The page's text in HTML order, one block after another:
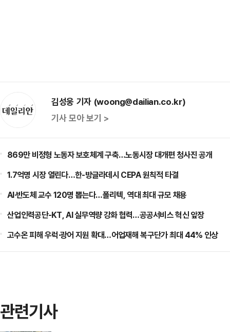
김성웅 기자 (woong@dailian.co.kr)
기사 모아 보기 >
869만 비정형 노동자 보호체계 구축…노동시장 대개편 청사진 공개
1.7억명 시장 열린다…한-방글라데시 CEPA 원칙적 타결
AI·반도체 교수 120명 뽑는다…폴리텍, 역대 최대 규모 채용
산업인력공단-KT, AI 실무역량 강화 협력…공공서비스 혁신 앞장
고수온 피해 우럭·광어 지원 확대…어업재해 복구단가 최대 44% 인상
관련기사